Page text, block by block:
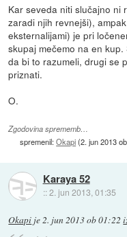
Kar seveda niti slučajno ni
zaradi njih revnejši),
eksternalijami) je pri
skupaj mečemo na en
da bi to razumeli, drugi se
priznati.
O.
Zgodovina sprememb…
spremenil:Okapi(2. jun 2013
Karaya 52
::2. jun 2013, 01:35
Okapi je2. jun 2013 ob 01:22